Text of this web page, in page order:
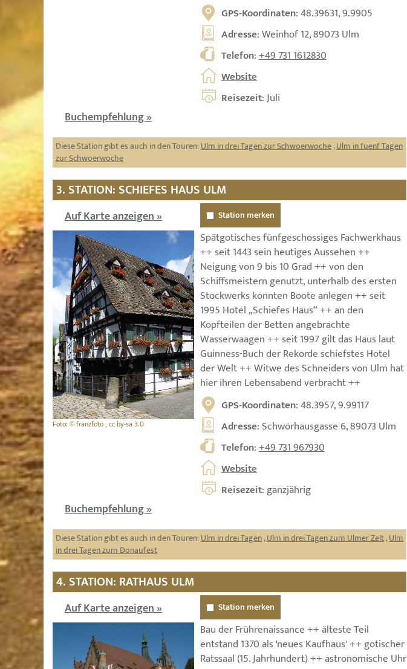
GPS-Koordinaten: 48.39631, 9.9905
Adresse: Weinhof 12, 89073 Ulm
Telefon:+49 731 1612830
Website
Reisezeit: Juli
Buchempfehlung »
Diese Station gibt es auch in den Touren:Ulm in drei Tagen zur Schwoerwoche,Ulm in fuenf Tagen
zur Schwoerwoche
3. STATION: SCHIEFES HAUS ULM
Auf Karte anzeigen »
Foto: © franzfoto , cc by-sa 3.0
Station merken
Spätgotisches fünfgeschossiges Fachwerkhaus
++ seit 1443 sein heutiges Aussehen ++
Neigung von 9 bis 10 Grad ++ von den
Schiffsmeistern genutzt, unterhalb des ersten
Stockwerks konnten Boote anlegen ++ seit
1995 Hotel „Schiefes Haus“ ++ an den
Kopfteilen der Betten angebrachte
Wasserwaagen ++ seit 1997 gilt das Haus laut
Guinness-Buch der Rekorde schiefstes Hotel
der Welt ++ Witwe des Schneiders von Ulm hat
hier ihren Lebensabend verbracht ++
GPS-Koordinaten: 48.3957, 9.99117
Adresse: Schwörhausgasse 6, 89073 Ulm
Telefon:+49 731 967930
Website
Reisezeit: ganzjährig
Buchempfehlung »
Diese Station gibt es auch in den Touren:Ulm in drei Tagen,Ulm in drei Tagen zum Ulmer Zelt,Ulm
in drei Tagen zum Donaufest
4. STATION: RATHAUS ULM
Auf Karte anzeigen » Station merken
Bau der Frührenaissance ++ älteste Teil
entstand 1370 als 'neues Kaufhaus' ++ gotischer
Ratssaal (15. Jahrhundert) ++ astronomische Uhr